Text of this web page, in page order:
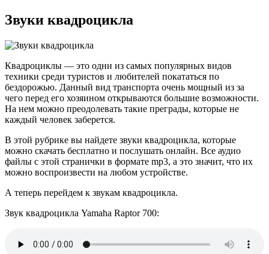
Звуки квадроцикла
Квадроциклы — это одни из самых популярных видов
техники среди туристов и любителей покататься по
бездорожью. Данный вид транспорта очень мощный из за
чего перед его хозяином открываются большие возможности.
На нем можно преодолевать такие преграды, которые не
каждый человек заберется.
В этой рубрике вы найдете звуки квадроцикла, которые
можно скачать бесплатно и послушать онлайн. Все аудио
файлы с этой странички в формате mp3, а это значит, что их
можно воспроизвести на любом устройстве.
А теперь перейдем к звукам квадроцикла.
Звук квадроцикла Yamaha Raptor 700: